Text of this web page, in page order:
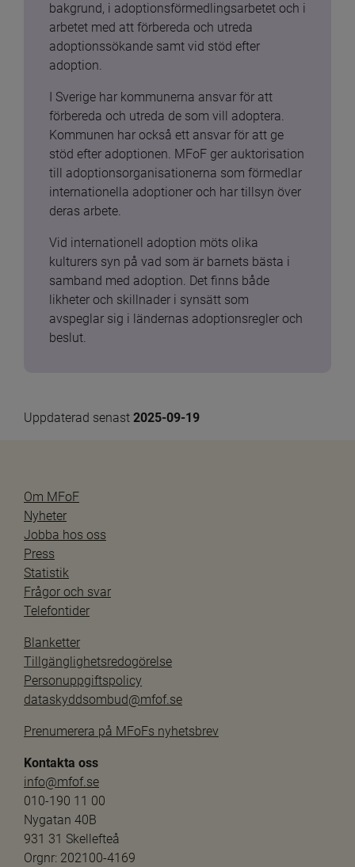
bakgrund, i adoptionsförmedlingsarbetet och i
arbetet med att förbereda och utreda
adoptionssökande samt vid stöd efter
adoption.
I Sverige har kommunerna ansvar för att
förbereda och utreda de som vill adoptera.
Kommunen har också ett ansvar för att ge
stöd efter adoptionen. MFoF ger auktorisation
till adoptionsorganisationerna som förmedlar
internationella adoptioner och har tillsyn över
deras arbete.
Vid internationell adoption möts olika
kulturers syn på vad som är barnets bästa i
samband med adoption. Det finns både
likheter och skillnader i synsätt som
avspeglar sig i ländernas adoptionsregler och
beslut.
Uppdaterad senast 2025-09-19
Om MFoF
Nyheter
Jobba hos oss
Press
Statistik
Frågor och svar
Telefontider
Blanketter
Tillgänglighetsredogörelse
Personuppgiftspolicy
dataskyddsombud@mfof.se
Prenumerera på MFoFs nyhetsbrev
Kontakta oss
info@mfof.se
010-190 11 00
Nygatan 40B
931 31 Skellefteå
Orgnr: 202100-4169